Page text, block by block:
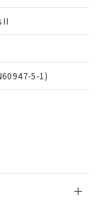
II
5-1)
を当社の
たは開
作成サー
、I-Web
との取
、予定
するこ
てが基
有害物
影響を
売する
容を当
社は、
係者が違
合は、取
制御
ご確
状況の
種